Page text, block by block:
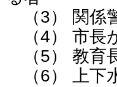
（3） 関係
（4） 市長
（5） 教育
（6） 上下